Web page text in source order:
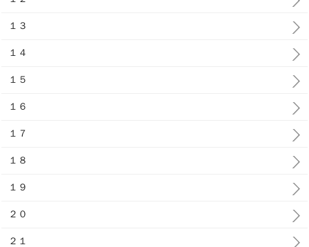
１３
１４
１５
１６
１７
１８
１９
２０
２１